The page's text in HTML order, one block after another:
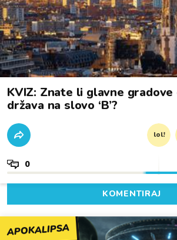
KVIZ: Znate li glavne
država na slovo ‘B’?
lol!
0
KOMENTIRAJ
APOKALIPSA